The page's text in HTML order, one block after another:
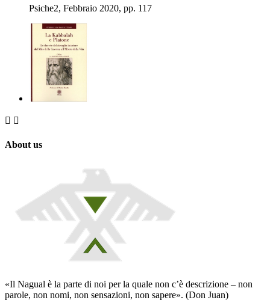
Psiche2, Febbraio 2020, pp. 117
 
About us
«Il Nagual è la parte di noi per la quale non c’è descrizione – non
parole, non nomi, non sensazioni, non sapere». (Don Juan)